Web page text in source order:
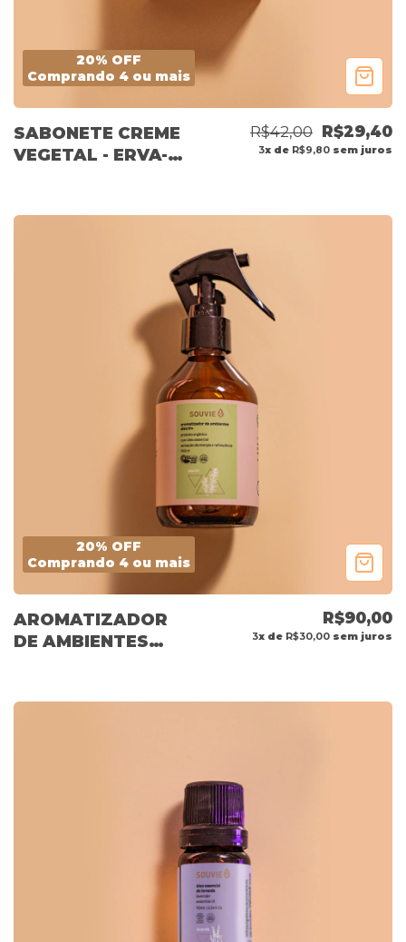
20% OFF
Comprando 4 ou mais
SABONETE CREME
VEGETAL - ERVA-
R$42,00 R$29,40
3x de R$9,80 sem juros
20% OFF
Comprando 4 ou mais
AROMATIZADOR
DE AMBIENTES
R$90,00
3x de R$30,00 sem juros